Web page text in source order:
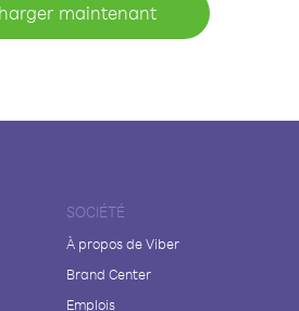
maintenant
SOCIÉTÉ
À propos de Viber
Brand Center
Emplois